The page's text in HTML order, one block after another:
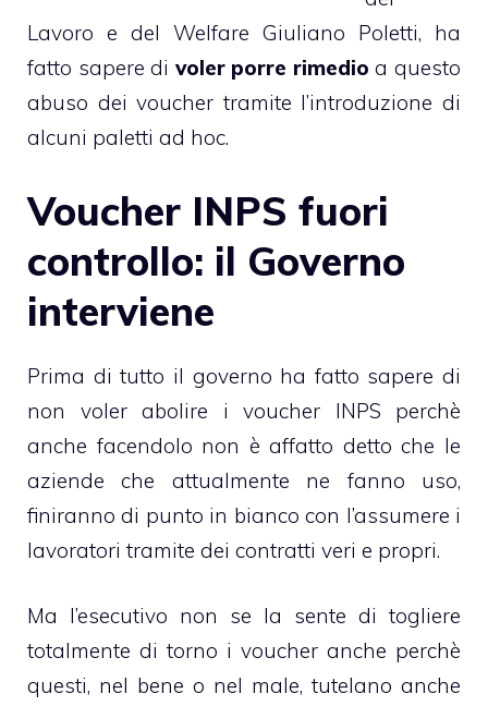
Lavoro e del Welfare Giuliano Poletti, ha
fatto sapere di voler porre rimedio a questo
abuso dei voucher tramite l’introduzione di
alcuni paletti ad hoc.
Voucher INPS fuori
controllo: il Governo
interviene
Prima di tutto il governo ha fatto sapere di
non voler abolire i voucher INPS perchè
anche facendolo non è affatto detto che le
aziende che attualmente ne fanno uso,
finiranno di punto in bianco con l’assumere i
lavoratori tramite dei contratti veri e propri.
Ma l’esecutivo non se la sente di togliere
totalmente di torno i voucher anche perchè
questi, nel bene o nel male, tutelano anche